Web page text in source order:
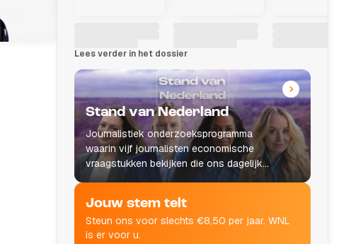
Lees verder in het dossier
Stand van Nederland
Journalistiek onderzoeksprogramma
waarin vijf journalisten economische
vraagstukken bekijken die ons dagelijks
leven raken.
Jouw stem telt
Steun ons voor slechts €8,50 per jaar. WNL
is er voor u.